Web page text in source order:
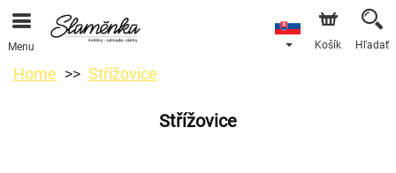
Menu Košík Hľadať
Home Střížovice
Střížovice